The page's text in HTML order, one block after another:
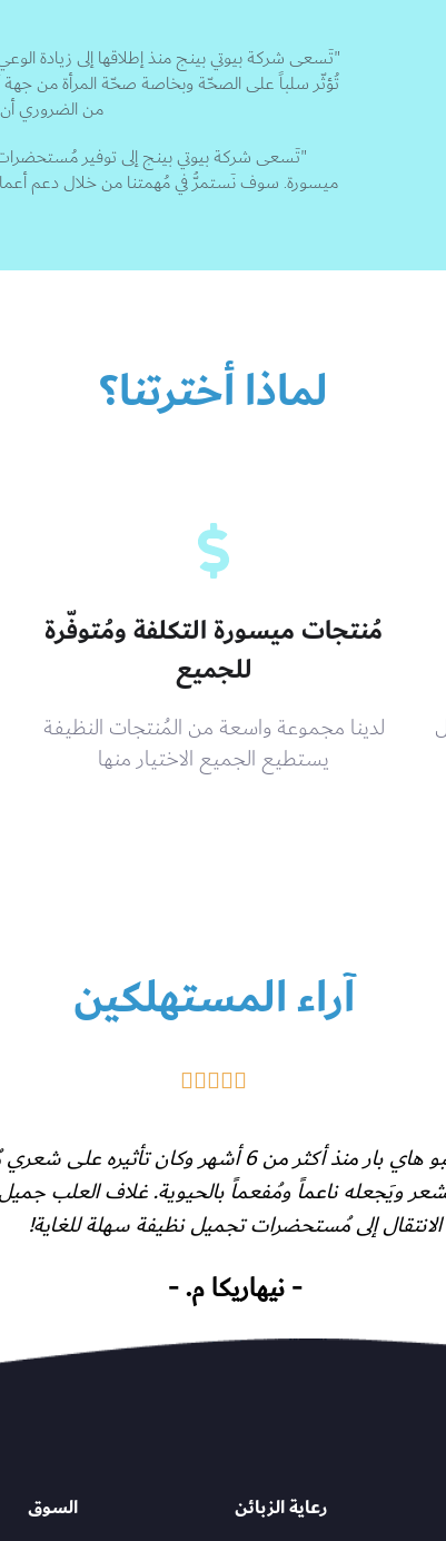
"تَسعى شركة بيوتي بينج منذ إطلاقها إلى زيادة
تُؤثّر سلباً على الصحّة وبخاصة صحّة المرأة من
من الضروري
"تَسعى شركة بيوتي بينج إلى توفير
ميسورة. سوف نَستمرُّ في مُهمتنا من خلال دعم
لماذا أخترتنا؟
مُنتجات ميسورة التكلفة ومُتوفّرة
للجميع
لدينا مجموعة واسعة من المُنتجات النظيفة
يستطيع الجميع الاختيار منها
آراء المستهلكين





بدأتُ باستخدام شامبو هاي بار منذ أكثر من 6 أشهر
ويَجعله ناعماً ومُفعماً بالحيوية. غلاف العلب
الانتقال إلى مُستحضرات تجميل نظيفة سهلة للغاية!
- نيهاريكا م. -
رعاية الزبائن السوق